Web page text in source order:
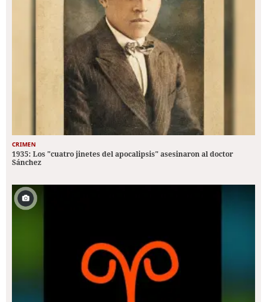
CRIMEN
1935: Los "cuatro jinetes del apocalipsis" asesinaron al doctor
Sánchez